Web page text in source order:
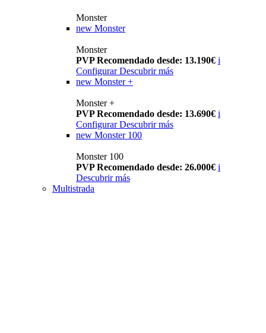
Monster
new Monster
Monster
PVP Recomendado desde: 13.190€ i
Configurar Descubrir más
new Monster +
Monster +
PVP Recomendado desde: 13.690€ i
Configurar Descubrir más
new Monster 100
Monster 100
PVP Recomendado desde: 26.000€ i
Descubrir más
Multistrada